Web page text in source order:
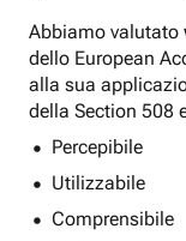
Abbiamo valutato
dello European
alla sua
della Section 508
Percepibile
Utilizzabile
Comprensibile